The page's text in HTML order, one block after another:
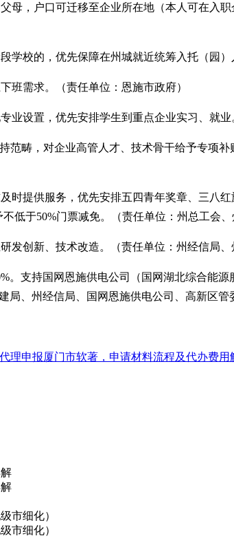
母，户口可迁移至企业所在地（本人可在入
学校的，优先保障在州城就近统筹入托（园）
班需求。（责任单位：恩施市政府）
设置，优先安排学生到重点企业实习、就
范畴，对企业高管人才、技术骨干给予专项
时提供服务，优先安排五四青年奖章、三八
低于50%门票减免。（责任单位：州总工会
发创新、技术改造。（责任单位：州经信局、
。支持国网恩施供电公司（国网湖北综合能
、州经信局、国网恩施供电公司、高新区管
代理申报厦门市软著，申请材料流程及代办费用
市细化）
市细化）